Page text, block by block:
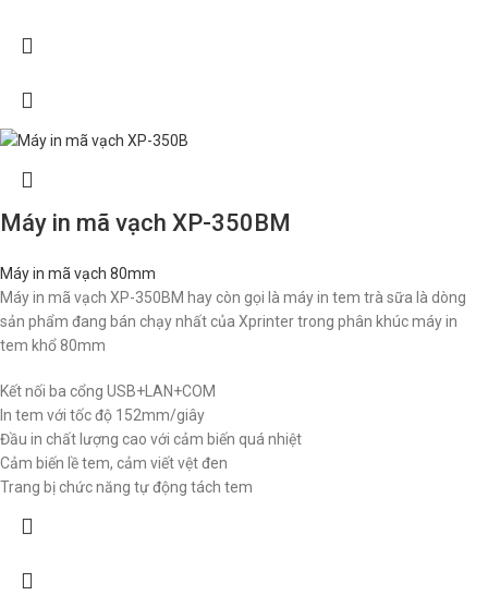
Máy in mã vạch XP-350BM
Máy in mã vạch 80mm
Máy in mã vạch XP-350BM hay còn gọi là máy in tem trà sữa là dòng
sản phẩm đang bán chạy nhất của Xprinter trong phân khúc máy in
tem khổ 80mm
Kết nối ba cổng USB+LAN+COM
In tem với tốc độ 152mm/giây
Đầu in chất lượng cao với cảm biến quá nhiệt
Cảm biến lề tem, cảm viết vệt đen
Trang bị chức năng tự động tách tem